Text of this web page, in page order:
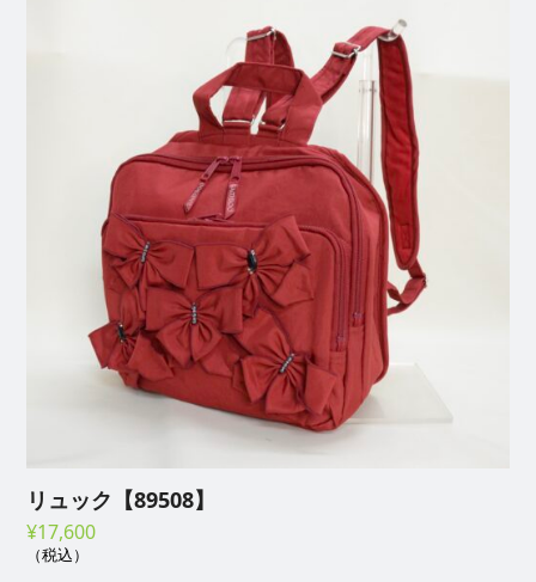
リュック【89508】
¥17,600
（税込）